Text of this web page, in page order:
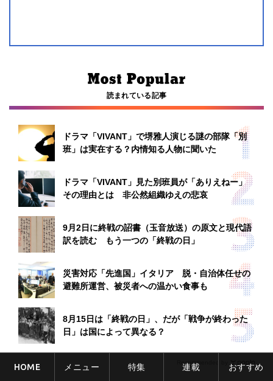
読まれている記事
ドラマ「VIVANT」で堺雅人演じる謎の部隊「別
班」は実在する？内情知る人物に聞いた
ドラマ「VIVANT」見た別班員が「ありえねー」
その理由とは 非公然組織ゆえの悲哀
9月2日に終戦の詔書（玉音放送）の原文と現代語
訳を読む もう一つの「終戦の日」
災害対応「先進国」イタリア 脱・自治体任せの
避難所運営、被災者への温かい食事も
8月15日は「終戦の日」、だが「戦争が終わった
日」は国によって異なる？
Recommended by
HOME メニュー 特集 連載 おすすめ